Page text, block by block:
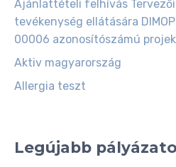
Ajánlattételi felhívás
tevékenység ellátására
00006 azonosítószámú
Aktiv magyarország
Allergia teszt
Legújabb